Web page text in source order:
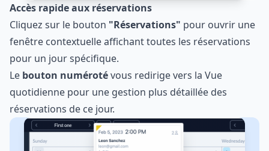
Accès rapide aux réservations
Cliquez sur le bouton "Réservations" pour ouvrir une
fenêtre contextuelle affichant toutes les réservations
pour un jour spécifique.
Le bouton numérotévous redirige vers la Vue
quotidienne pour une gestion plus détaillée des
réservations de ce jour.